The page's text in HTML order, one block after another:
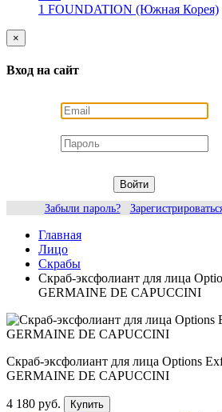
1 FOUNDATION (Южная Корея)
×
Вход на сайт
Войти
Забыли пароль?
Главная
Лицо
Скрабы
Скраб-эксфолиант для лица
GERMAINE DE CAPUCCINI
Скраб-эксфолиант для лица Options
GERMAINE DE CAPUCCINI
4 180 руб. Купить